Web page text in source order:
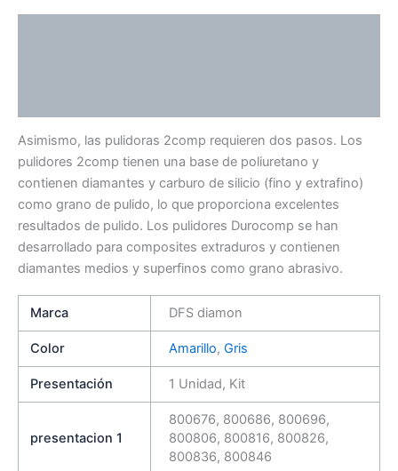
Asimismo, las pulidoras 2comp requieren dos pasos. Los
pulidores 2comp tienen una base de poliuretano y
contienen diamantes y carburo de silicio (fino y extrafino)
como grano de pulido, lo que proporciona excelentes
resultados de pulido. Los pulidores Durocomp se han
desarrollado para composites extraduros y contienen
diamantes medios y superfinos como grano abrasivo.
Marca DFS diamon
Color Amarillo, Gris
Presentación 1 Unidad, Kit
presentacion 1
800676, 800686, 800696,
800806, 800816, 800826,
800836, 800846